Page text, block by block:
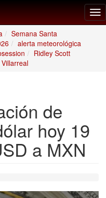
Semana Santa
alerta meteorológica
Ridley Scott
de
hoy 19
a MXN